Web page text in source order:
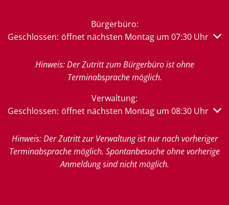
Bürgerbüro:
Klicken, um weitere Öffnungs- oder Schließzeiten
Geschlossen: öffnet nächsten Montag um 07:30 Uhr
Hinweis: Der Zutritt zum Bürgerbüro ist ohne
Terminabsprache möglich.
Verwaltung:
Klicken, um weitere Öffnungs- oder Schließzeiten
Geschlossen: öffnet nächsten Montag um 08:30 Uhr
Hinweis: Der Zutritt zur Verwaltung ist nur nach vorheriger
Terminabsprache möglich. Spontanbesuche ohne vorherige
Anmeldung sind nicht möglich.